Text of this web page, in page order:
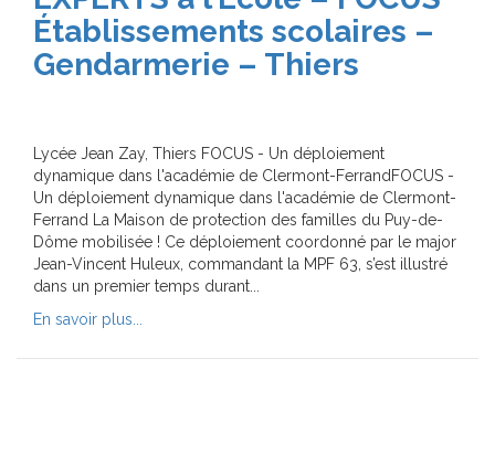
Établissements scolaires –
Gendarmerie – Thiers
Lycée Jean Zay, Thiers FOCUS - Un déploiement
dynamique dans l'académie de Clermont-FerrandFOCUS -
Un déploiement dynamique dans l'académie de Clermont-
Ferrand La Maison de protection des familles du Puy-de-
Dôme mobilisée ! Ce déploiement coordonné par le major
Jean-Vincent Huleux, commandant la MPF 63, s’est illustré
dans un premier temps durant...
En savoir plus...